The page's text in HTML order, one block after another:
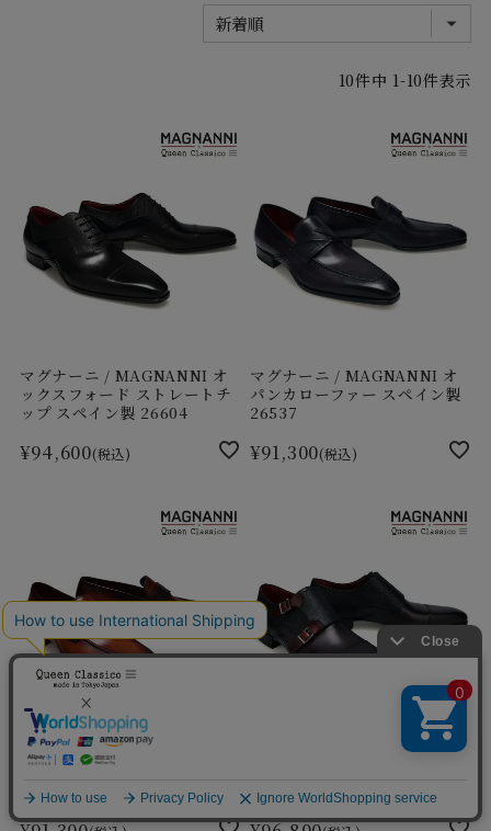
10件中 1-10件表示
マグナーニ / MAGNANNI オ
ックスフォード ストレートチ
ップ スペイン製 26604
¥94,600 税込
マグナーニ / MAGNANNI オ
パンカローファー スペイン製
26537
¥91,300 税込
マグナーニ / MAGNANNI オ
パンカローファー スペイン製
26537
マグナーニ / MAGNANNI ミ
スペイン製 26535